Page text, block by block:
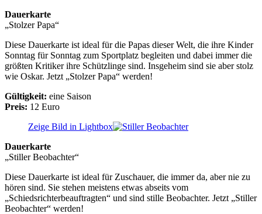
Dauerkarte
„Stolzer Papa“
Diese Dauerkarte ist ideal für die Papas dieser Welt, die ihre Kinder
Sonntag für Sonntag zum Sportplatz begleiten und dabei immer die
größten Kritiker ihre Schützlinge sind. Insgeheim sind sie aber stolz
wie Oskar. Jetzt „Stolzer Papa“ werden!
Gültigkeit: eine Saison
Preis: 12 Euro
Zeige Bild in Lightbox
Dauerkarte
„Stiller Beobachter“
Diese Dauerkarte ist ideal für Zuschauer, die immer da, aber nie zu
hören sind. Sie stehen meistens etwas abseits vom
„Schiedsrichterbeauftragten“ und sind stille Beobachter. Jetzt „Stiller
Beobachter“ werden!